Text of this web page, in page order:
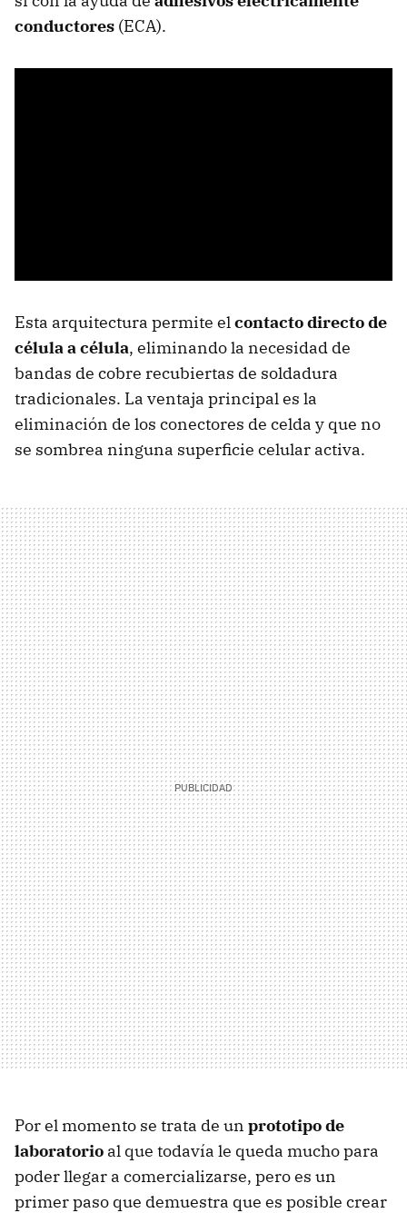
conductores (ECA).
Esta arquitectura permite elcontacto directo de
célula a célula, eliminando la necesidad de
bandas de cobre recubiertas de soldadura
tradicionales. La ventaja principal es la
eliminación de los conectores de celda y que no
se sombrea ninguna superficie celular activa.
Por el momento se trata de un prototipo de
laboratorio al que todavía le queda mucho para
poder llegar a comercializarse, pero es un
primer paso que demuestra que es posible crear